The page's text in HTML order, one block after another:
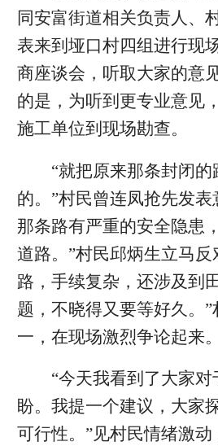
同安富街道相关负责人、
表来到垭口村四组进行现
商座谈会，听取大家的意
的是，为听到更专业意见
施工单位到现场勘查。
“就把原来那条封闭
的。”村民曾连凤抢先发表
那条路有严重的安全隐患
道路。”村民邱炳生立马反
路，手续复杂，还涉及到
题，不晓得又要等好久。
一，在现场激烈争论起来。
“今天我看到了大家
盼。我提一个建议，大家
可行性。”见村民情绪激